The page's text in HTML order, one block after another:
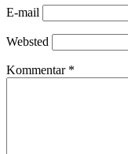
E-mail
Websted
Kommentar *